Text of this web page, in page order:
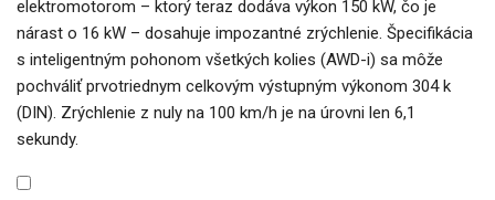
elektromotorom – ktorý teraz dodáva výkon 150 kW, čo je
nárast o 16 kW – dosahuje impozantné zrýchlenie. Špecifikácia
s inteligentným pohonom všetkých kolies (AWD-i) sa môže
pochváliť prvotriednym celkovým výstupným výkonom 304 k
(DIN). Zrýchlenie z nuly na 100 km/h je na úrovni len 6,1
sekundy.